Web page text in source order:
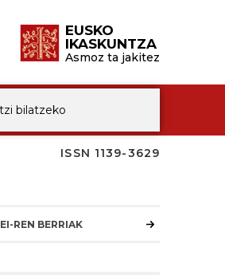
EUSKO
IKASKUNTZA
Asmoz ta jakitez
ISSN 1139-3629
EI-REN BERRIAK